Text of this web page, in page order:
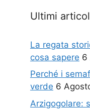
Ultimi
La regata
cosa sapere 6
Perché i
verde 6
Arzigogolare: